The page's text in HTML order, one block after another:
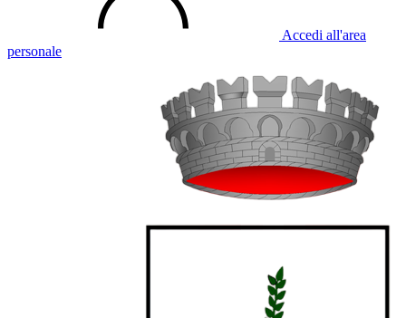
Accedi all'area
personale